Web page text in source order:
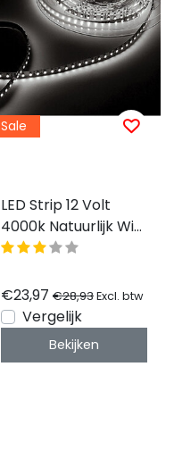
Sale
LED Strip 12 Volt
4000k Natuurlijk Wit
12W 1260lm/meter
Rol
€23,97 €28,93Excl. btw
Vergelijk
Bekijken